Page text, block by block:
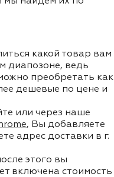
какой товар вам
диапозоне, ведь
преобретать как
дешевые по цене и
или через наше
, Вы добавляете
адрес доставки в г.
этого вы
включена стоимость